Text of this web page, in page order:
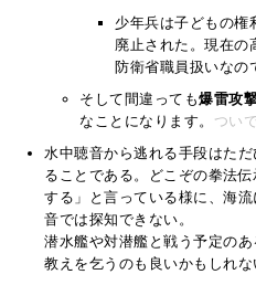
少年兵は子どもの権
廃止された。現在の
防衛省職員扱いなの
そして間違っても爆雷攻
なことになります。 つい
水中聴音から逃れる手段はた
ることである。どこぞの拳法
する」と言っている様に、海
音では探知できない。
潜水艦や対潜艦と戦う予定のあ
教えを乞うのも良いかもしれな